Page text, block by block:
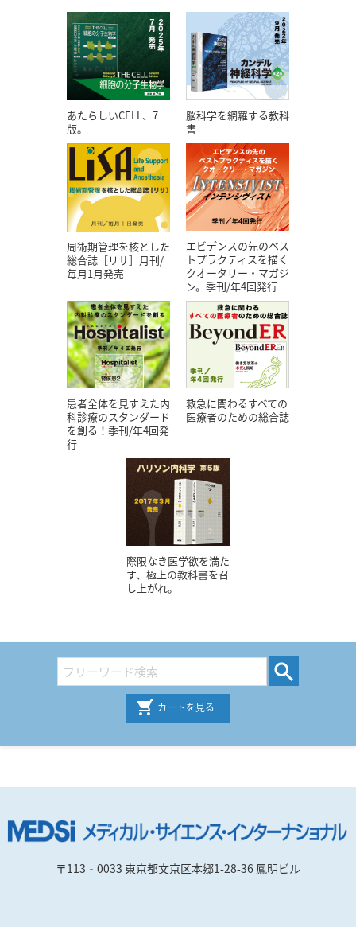
あたらしいCELL、7
版。
脳科学を網羅する教科
書
周術期管理を核とした
総合誌［リサ］月刊/
毎月1月発売
エビデンスの先のベス
トプラクティスを描く
クオータリー・マガジ
ン。季刊/年4回発行
患者全体を見すえた内
科診療のスタンダード
を創る！季刊/年4回発
行
救急に関わるすべての
医療者のための総合誌
際限なき医学欲を満た
す、極上の教科書を召
し上がれ。
カートを見る
〒113‐0033 東京都文京区本郷1-28-36 鳳明ビル